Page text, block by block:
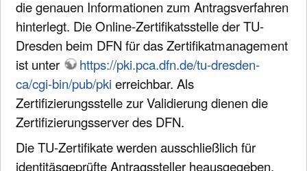
die genauen Informationen zum Antragsverfahren
hinterlegt. Die Online-Zertifikatsstelle der TU-
Dresden beim DFN für das Zertifikatmanagement
ist unter
https://pki.pca.dfn.de/tu-dresden-
ca/cgi-bin/pub/pki erreichbar. Als
Zertifizierungsstelle zur Validierung dienen die
Zertifizierungsserver des DFN.
Die TU-Zertifikate werden ausschließlich für
identitäsgeprüfte Antragssteller heausgegeben.